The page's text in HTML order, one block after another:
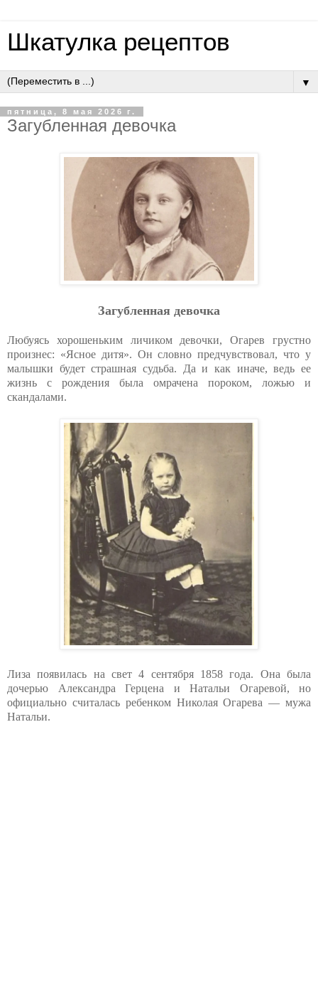
Шкатулка рецептов
▼
пятница, 8 мая 2026 г.
Зaгублeннaя дeвoчкa
Зaгублeннaя дeвoчкa
Любуясь хорошеньким личиком девочки, Огарев грустно
произнес: «Ясное дитя». Он словно предчувствовал, что у
малышки будет страшная судьба. Да и как иначе, ведь ее
жизнь с рождения была омрачена пороком, ложью и
скандалами.
Лиза появилась на свет 4 сентября 1858 года. Она была
дочерью Александра Герцена и Натальи Огаревой, но
официально считалась ребенком Николая Огарева — мужа
Натальи.